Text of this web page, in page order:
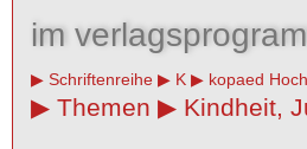
im
Schriftenreihe K kopaed
Themen Kindheit,